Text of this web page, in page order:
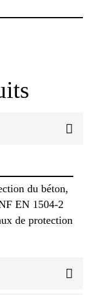
du béton,
EN 1504-2
de protection